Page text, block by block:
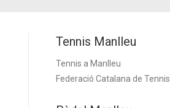
Tennis Manlleu
Tennis a Manlleu
Federació Catalana de Tennis